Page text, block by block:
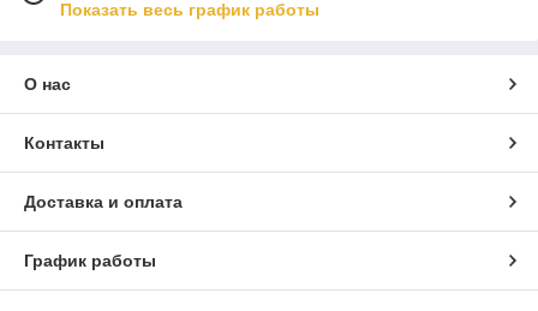
Показать весь график работы
О нас
Контакты
Доставка и оплата
График работы